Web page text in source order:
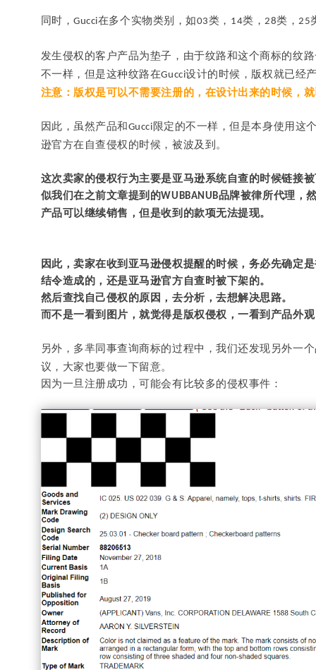
同时，Gucci在多个实物类别，如03类， 14类， 28类， 25
发生侵权的客户产品为垫子，由于纹路和这个商标的纹
不一样，但是这种纹路在Gucci设计的时候，版权就已经
注意：版权是可以不需要注册的，在设计出来的时候，
因此，虽然产品和Gucci 限定的不一样，但是本身使用这
逊官方在自查侵权的时候，被波及到。
这次卖家的侵权行为主要是亚马逊系统自查的时候链接
似我们在之前文章提到的WUBBANUB品牌被律所代理，
产品可以继续销售，但是收到的款项无法提现。
因此，卖家在收到亚马逊侵权提醒的时候，务必先确定
结令造成的，还是亚马逊官方自查时被下架的。
然后查找自己侵权的原因，去分析，去想解决思路。
而不是一看到图片，就觉得是版权侵权，一看到产品外
另外，多芈同事查询商标的过程中，我们还发现另外一
议，大家也要做一下留意。
因为一旦注册成功，可能会有比较多的侵权事件：